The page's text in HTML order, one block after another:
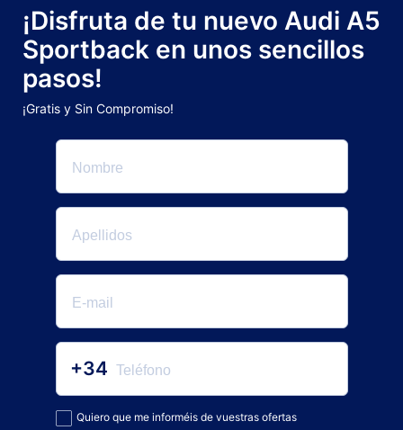
¡Disfruta de tu nuevo Audi A5
Sportback en unos sencillos
pasos!
¡Gratis y Sin Compromiso!
+34
Quiero que me informéis de vuestras ofertas